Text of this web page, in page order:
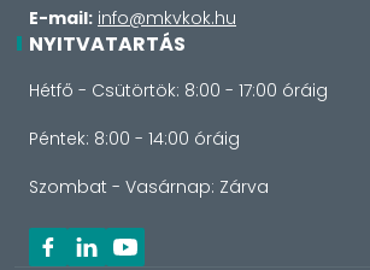
E-mail: info@mkvkok.hu
NYITVATARTÁS
Hétfő - Csütörtök: 8:00 - 17:00 óráig
Péntek: 8:00 - 14:00 óráig
Szombat - Vasárnap: Zárva